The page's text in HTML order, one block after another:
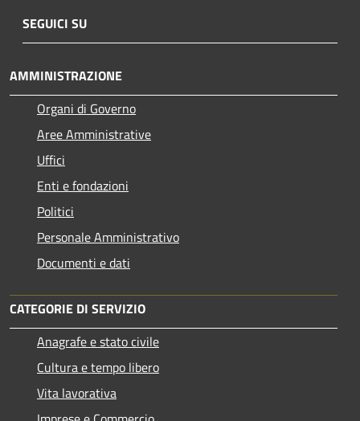
SEGUICI SU
AMMINISTRAZIONE
Organi di Governo
Aree Amministrative
Uffici
Enti e fondazioni
Politici
Personale Amministrativo
Documenti e dati
CATEGORIE DI SERVIZIO
Anagrafe e stato civile
Cultura e tempo libero
Vita lavorativa